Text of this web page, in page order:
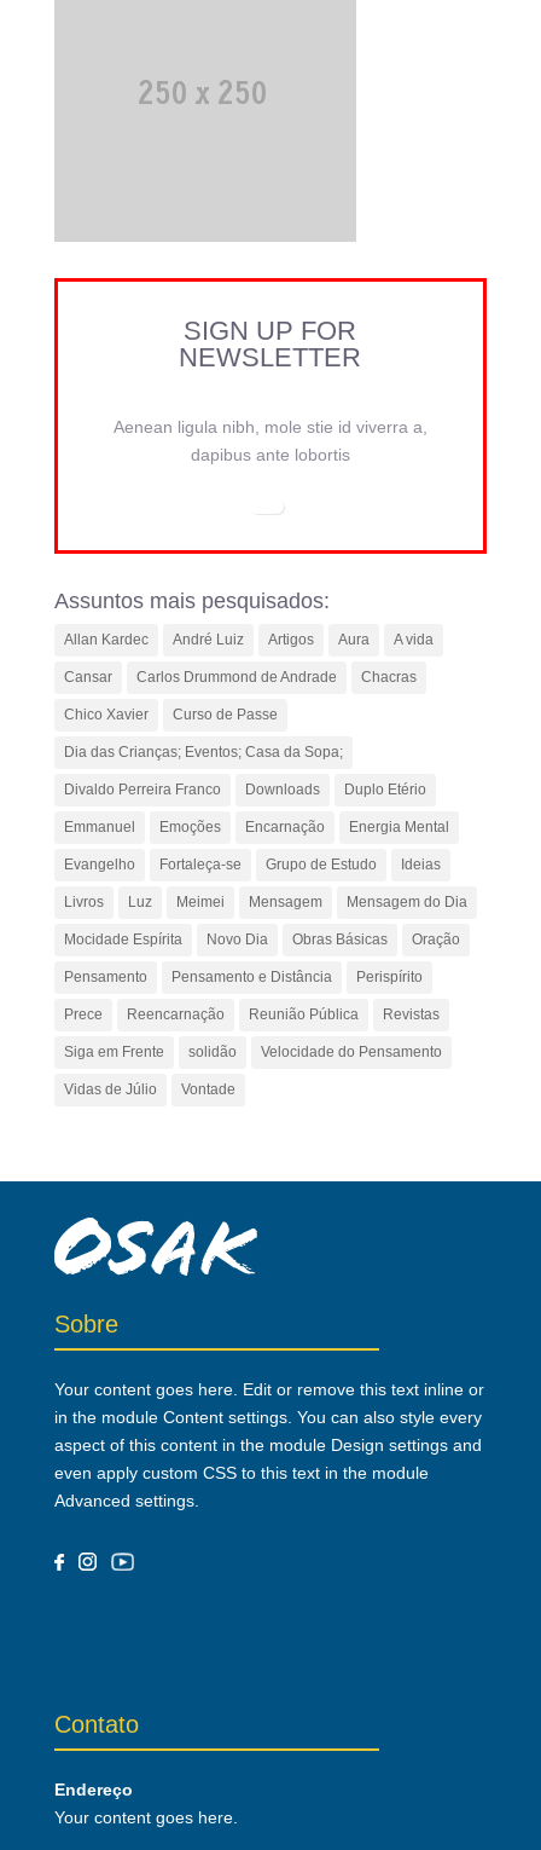
SIGN UP FOR
NEWSLETTER
Aenean ligula nibh, mole stie id viverra a,
dapibus ante lobortis
Assuntos mais pesquisados:
Allan Kardec André Luiz Artigos Aura A vida
Cansar Carlos Drummond de Andrade Chacras
Chico Xavier Curso de Passe
Dia das Crianças; Eventos; Casa da Sopa;
Divaldo Perreira Franco Downloads Duplo Etério
Emmanuel Emoções Encarnação Energia Mental
Evangelho Fortaleça-se Grupo de Estudo Ideias
Livros Luz Meimei Mensagem Mensagem do Dia
Mocidade Espírita Novo Dia Obras Básicas Oração
Pensamento Pensamento e Distância Perispírito
Prece Reencarnação Reunião Pública Revistas
Siga em Frente solidão Velocidade do Pensamento
Vidas de Júlio Vontade
Sobre
Your content goes here. Edit or remove this text inline or
in the module Content settings. You can also style every
aspect of this content in the module Design settings and
even apply custom CSS to this text in the module
Advanced settings.
Contato
Endereço
Your content goes here.